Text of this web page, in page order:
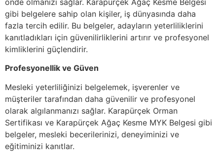
gibi belgelere sahip olan kişiler, iş dünyasında daha
fazla tercih edilir. Bu belgeler, adayların yeterliliklerini
kanıtladıkları için güvenilirliklerini artırır ve profesyonel
kimliklerini güçlendirir.
Profesyonellik ve Güven
Mesleki yeterliliğinizi belgelemek, işverenler ve
müşteriler tarafından daha güvenilir ve profesyonel
olarak algılanmanızı sağlar. Karapürçek Orman
Sertifikası ve Karapürçek Ağaç Kesme MYK Belgesi gibi
belgeler, mesleki becerilerinizi, deneyiminizi ve
eğitiminizi kanıtlar.